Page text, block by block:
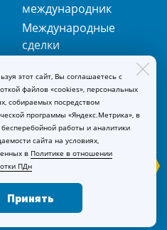
международник
Международные
сделки
регистрация
товарных знаков
этот сайт, Вы соглашаетесь с
файлов «cookies», персональных
собираемых посредством
программы «Яндекс.Метрика», в
работы и аналитики
сайта на условиях,
в Политике в отношении
ПДн
Принять